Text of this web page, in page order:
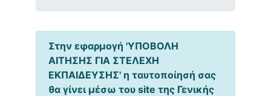
Στην εφαρμογή 'ΥΠΟΒΟΛΗ
ΑΙΤΗΣΗΣ ΓΙΑ ΣΤΕΛΕΧΗ
ΕΚΠΑΙΔΕΥΣΗΣ' η ταυτοποίησή σας
θα γίνει μέσω του site της Γενικής